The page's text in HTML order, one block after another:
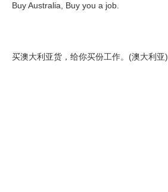
Buy Australia, Buy you a job.
买澳大利亚货，给你买份工作。(澳大利亚)